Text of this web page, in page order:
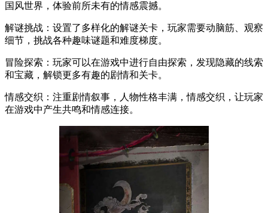
国风世界，体验前所未有的情感震撼。
解谜挑战：设置了多样化的解谜关卡，玩家需要动脑筋、观察
细节，挑战各种趣味谜题和难度梯度。
冒险探索：玩家可以在游戏中进行自由探索，发现隐藏的线索
和宝藏，解锁更多有趣的剧情和关卡。
情感交织：注重剧情叙事，人物性格丰满，情感交织，让玩家
在游戏中产生共鸣和情感连接。